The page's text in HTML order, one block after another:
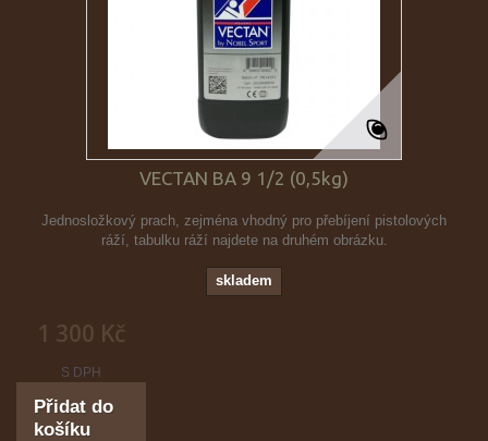
VECTAN BA 9 1/2 (0,5kg)
Jednosložkový prach, zejména vhodný pro přebíjení pistolových
ráží, tabulku ráží najdete na druhém obrázku.
skladem
1 300 Kč
S DPH
Přidat do
košíku